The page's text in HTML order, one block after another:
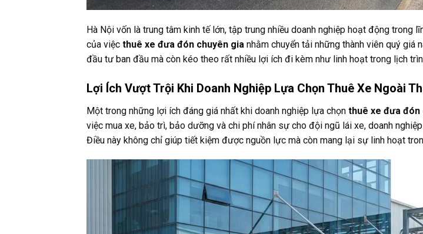
Hà Nội vốn là trung tâm kinh tế lớn, tập trung nhiều doanh nghiệp hoạt động trong
của việc thuê xe đưa đón chuyên gia nhằm chuyển tải những thành viên quý giá
đầu tư ban đầu mà còn kéo theo rất nhiều lợi ích đi kèm như linh hoạt trong lịch
Lợi Ích Vượt Trội Khi Doanh Nghiệp Lựa Chọn Thuê Xe Ngoài
Một trong những lợi ích đáng giá nhất khi doanh nghiệp lựa chọn thuê xe đưa đón
việc mua xe, bảo trì, bảo dưỡng và chi phí nhân sự cho đội ngũ lái xe, doanh
Điều này không chỉ giúp tiết kiệm được nguồn lực mà còn mang lại sự linh hoạt